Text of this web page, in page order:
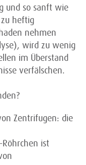
und so sanft wie
heftig
nehmen
wird zu wenig
im Überstand
verfälschen.
Zentrifugen: die
ist